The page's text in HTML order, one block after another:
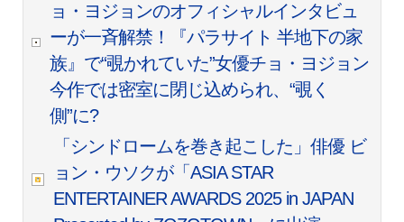
ョ・ヨジョンのオフィシャルインタビュ
ーが一斉解禁！『パラサイト 半地下の家
族』で“覗かれていた”女優チョ・ヨジョン
今作では密室に閉じ込められ、“覗く
側”に?
「シンドロームを巻き起こした」俳優 ビ
ョン・ウソクが「ASIA STAR
ENTERTAINER AWARDS 2025 in JAPAN